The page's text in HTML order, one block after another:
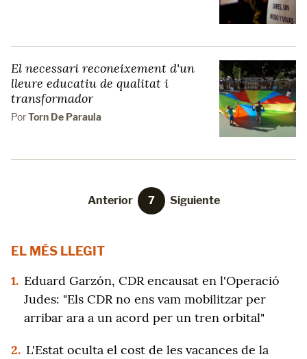
El necessari reconeixement d'un
lleure educatiu de qualitat i
transformador
PorTorn De Paraula
Anterior 7 Siguiente
EL MÉS LLEGIT
1. Eduard Garzón, CDR encausat en l'Operació
Judes: "Els CDR no ens vam mobilitzar per
arribar ara a un acord per un tren orbital"
2. L'Estat oculta el cost de les vacances de la